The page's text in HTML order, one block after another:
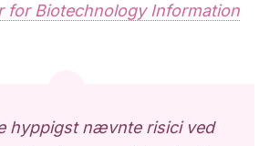
for Biotechnology Information
hyppigst nævnte risici ved